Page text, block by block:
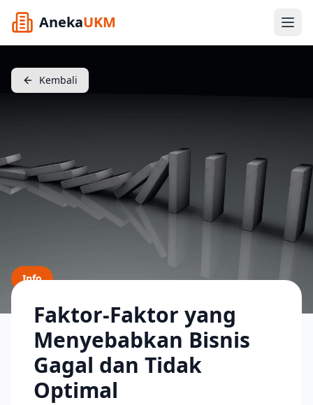
AnekaUKM
Kembali
Info
Faktor-Faktor yang
Menyebabkan Bisnis
Gagal dan Tidak
Optimal